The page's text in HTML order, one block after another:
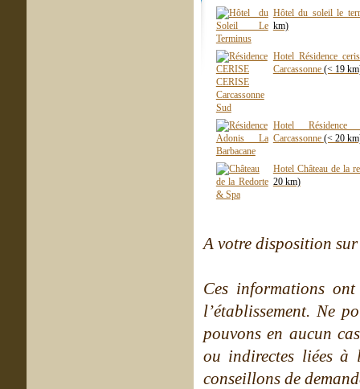
Hôtel du soleil le
km)
Hotel Résidence
Carcassonne (< 19
Hotel Résidence
Carcassonne (< 20
Hotel Château de la
20 km)
A votre disposition
Ces informations
l’établissement. Ne
pouvons en aucun
ou indirectes liées à
conseillons de